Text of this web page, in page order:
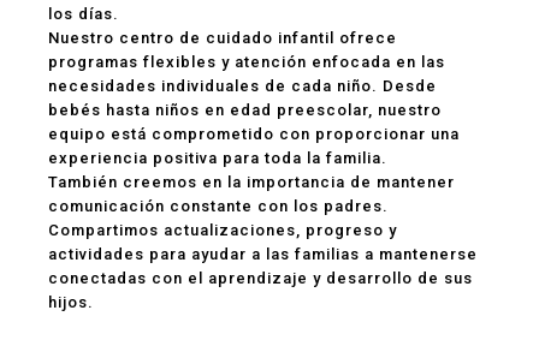
los días.
Nuestro centro de cuidado infantil ofrece
programas flexibles y atención enfocada en las
necesidades individuales de cada niño. Desde
bebés hasta niños en edad preescolar, nuestro
equipo está comprometido con proporcionar una
experiencia positiva para toda la familia.
También creemos en la importancia de mantener
comunicación constante con los padres.
Compartimos actualizaciones, progreso y
actividades para ayudar a las familias a mantenerse
conectadas con el aprendizaje y desarrollo de sus
hijos.